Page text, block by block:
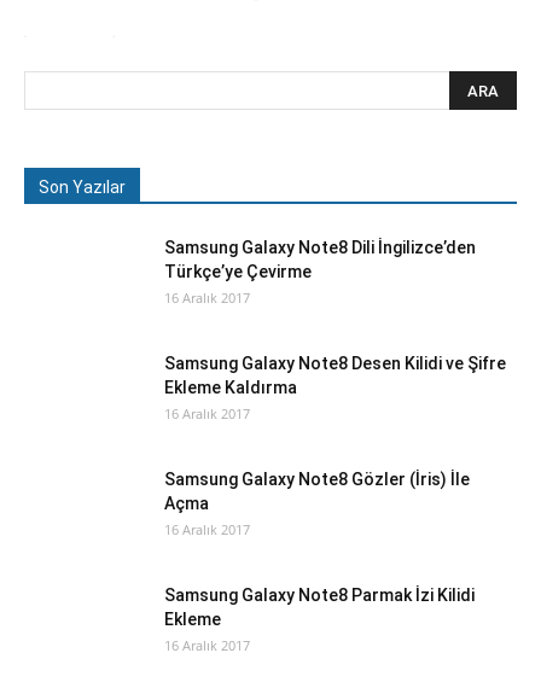
Son Yazılar
Samsung Galaxy Note8 Dili İngilizce’den
Türkçe’ye Çevirme
16 Aralık 2017
Samsung Galaxy Note8 Desen Kilidi ve Şifre
Ekleme Kaldırma
16 Aralık 2017
Samsung Galaxy Note8 Gözler (İris) İle
Açma
16 Aralık 2017
Samsung Galaxy Note8 Parmak İzi Kilidi
Ekleme
16 Aralık 2017